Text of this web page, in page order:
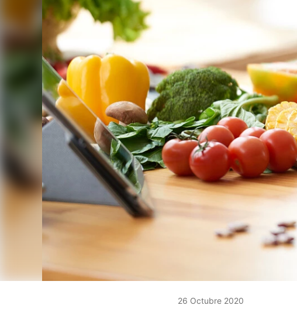
26 Octubre 2020